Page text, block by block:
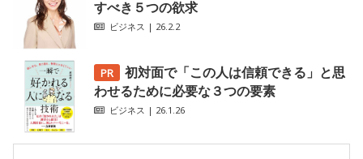
すべき５つの欲求
ビジネス | 26.2.2
初対面で「この人は信頼できる」と思
わせるために必要な３つの要素
ビジネス | 26.1.26